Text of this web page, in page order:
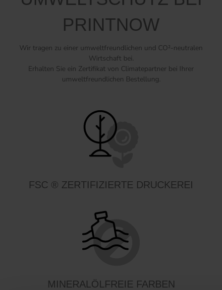
PRINTNOW
Wir tragen zu einer umweltfreundlichen und CO²-neutralen
Wirtschaft bei.
Erhalten Sie ein Zertifikat von Climatepartner bei Ihrer
umweltfreundlichen Bestellung.
FSC ® ZERTIFIZIERTE DRUCKEREI
MINERALÖLFREIE FARBEN